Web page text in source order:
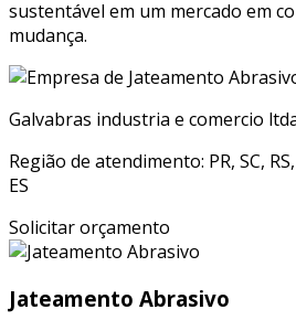
sustentável em um mercado em
mudança.
Galvabras industria e comercio
Região de atendimento: PR, SC, RS,
ES
Solicitar orçamento
Jateamento Abrasivo